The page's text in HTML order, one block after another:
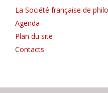
La Société française de
Agenda
Plan du site
Contacts